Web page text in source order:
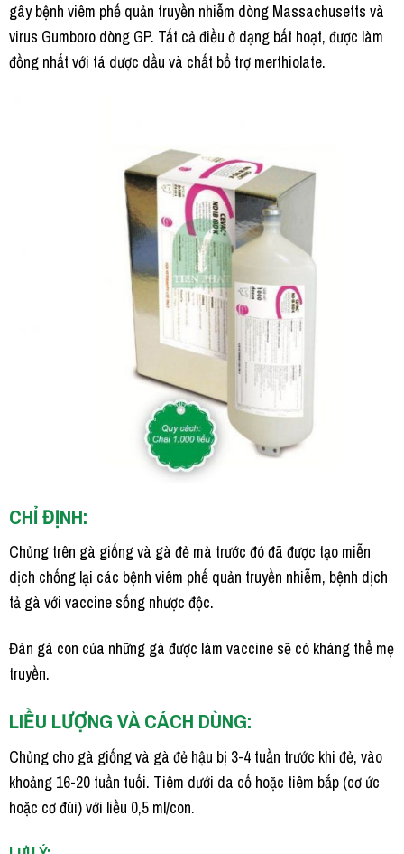
gây bệnh viêm phế quản truyền nhiễm dòng Massachusetts và
virus Gumboro dòng GP. Tất cả điều ở dạng bất hoạt, được làm
đồng nhất với tá dược dầu và chất bổ trợ merthiolate.
CHỈ ĐỊNH:
Chủng trên gà giống và gà đẻ mà trước đó đã được tạo miễn
dịch chống lại các bệnh viêm phế quản truyền nhiễm, bệnh dịch
tả gà với vaccine sống nhược độc.
Đàn gà con của những gà được làm vaccine sẽ có kháng thể mẹ
truyền.
LIỀU LƯỢNG VÀ CÁCH DÙNG:
Chủng cho gà giống và gà đẻ hậu bị 3-4 tuần trước khi đẻ, vào
khoảng 16-20 tuần tuổi. Tiêm dưới da cổ hoặc tiêm bắp (cơ ức
hoặc cơ đùi) với liều 0,5 ml/con.